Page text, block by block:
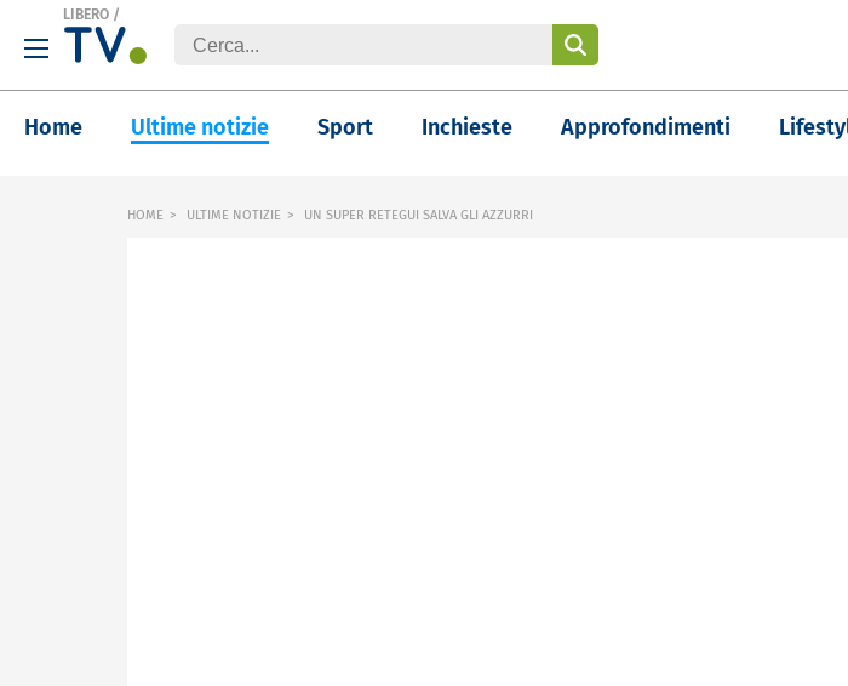
LIBERO /
Home Ultime notizie Sport Inchieste Approfondimenti
HOME ULTIME NOTIZIE UN SUPER RETEGUI SALVA GLI AZZURRI